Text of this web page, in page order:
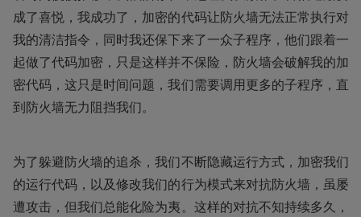
成了喜悦，我成功了，加密的代码让防火墙无法正常执行对
我的清洁指令，同时我还保下来了一众子程序，他们跟着一
起做了代码加密，只是这样并不保险，防火墙会破解我的加
密代码，这只是时间问题，我们需要调用更多的子程序，直
到防火墙无力阻挡我们。
为了躲避防火墙的追杀，我们不断隐藏运行方式，加密我们
的运行代码，以及修改我们的行为模式来对抗防火墙，虽屡
遭攻击，但我们总能化险为夷。这样的对抗不知持续多久，